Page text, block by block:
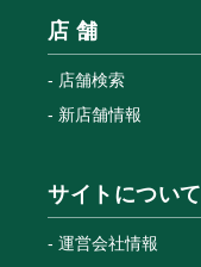
店 舗
店舗検索
新店舗情報
サイトについて
運営会社情報